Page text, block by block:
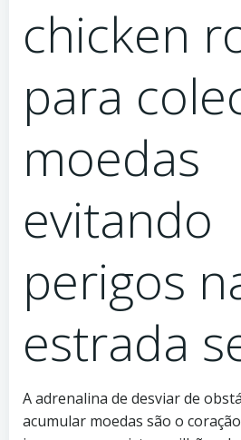
chicken
para
moedas
evitando
perigos
estrada
A adrenalina de desviar de
acumular moedas são o